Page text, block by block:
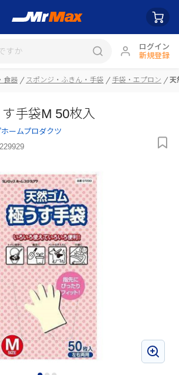
ログイン
新規登録
食器 スポンジ・ふきん・手袋 手袋・エプロン 天
手袋M 50枚入
ームプロダクツ